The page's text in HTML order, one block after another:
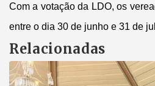
Com a votação da LDO, os
entre o dia 30 de junho e 31 de
Relacionadas